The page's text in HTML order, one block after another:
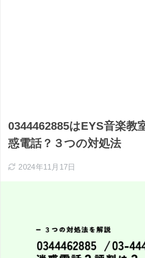
0344462885はEYS音楽教
惑電話？３つの対処法
2024年11月17日